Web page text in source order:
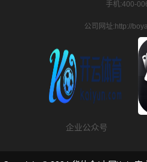
手机:400-
公司网址:http://
企业公众号